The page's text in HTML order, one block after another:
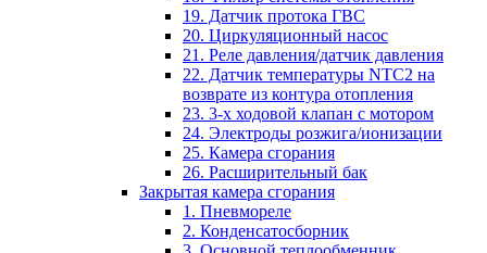
19. Датчик протока ГВС
20. Циркуляционный насос
21. Реле давления/датчик давления
22. Датчик температуры NTC2 на
возврате из контура отопления
23. 3-х ходовой клапан с мотором
24. Электроды розжига/ионизации
25. Камера сгорания
26. Расширительный бак
Закрытая камера сгорания
1. Пневмореле
2. Конденсатосборник